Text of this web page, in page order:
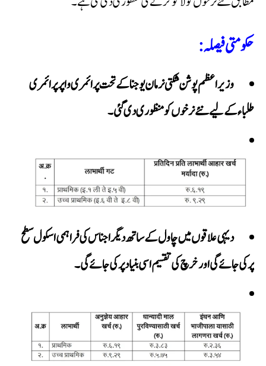
حکومتی فیصلہ:
وزیراعظم پوشن شکتی نرمان یوجنا کے تحت پرائمری و اپر پرائمری
طلباء کے لیے نئے نرخوں کو منظوری دی گئی۔
دیہی علاقوں میں چاول کے ساتھ دیگر اجناس کی فراہمی اسکول سطح
پر کی جائے گی اور خرچ کی تقسیم اسی بنیاد پر کی جائے گی۔